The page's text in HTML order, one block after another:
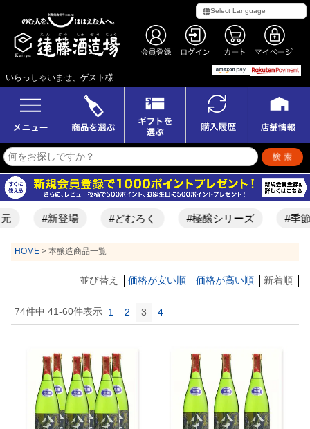
いらっしゃいませ、ゲスト様
#新登場 #どむろく #極醸シリーズ #季節
HOME 本醸造商品一覧
並び替え 価格が安い順 価格が高い順 新着順
74件中 41-60件表示 1 2 3 4